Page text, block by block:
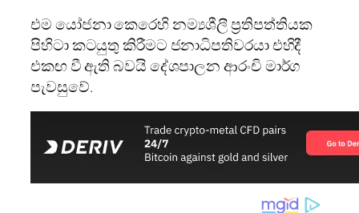
එම යෝජනා කෙරෙහි නම්‍යශීලී ප‍්‍රතිපත්තියක
පිහිටා කටයුතු කිරීමට ජනාධිපතිවරයා එහිදී
එකඟ වී ඇති බවයි දේශපාලන ආරංචි මාර්ග
පැවසුවේ.